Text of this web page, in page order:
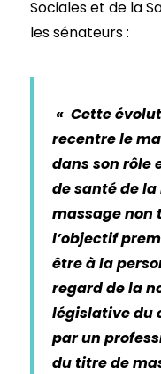
Sociales et de la
les sénateurs :
« Cette
recentre le
dans son rôle
de santé de
massage non
l’objectif
être à la
regard de la
législative du
par un
du titre de